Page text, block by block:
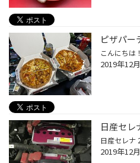
ピザパー
2019年12
日産セ
2019年12